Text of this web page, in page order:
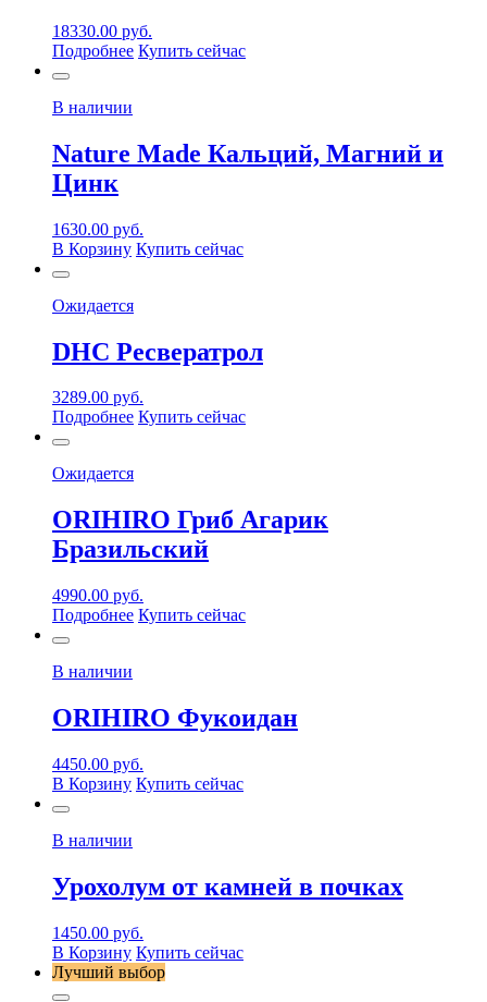
18330.00 руб.
Подробнее Купить сейчас
В наличии
Nature Made Кальций, Магний и
Цинк
1630.00 руб.
В Корзину Купить сейчас
Ожидается
DHC Ресвератрол
3289.00 руб.
Подробнее Купить сейчас
Ожидается
ORIHIRO Гриб Агарик
Бразильский
4990.00 руб.
Подробнее Купить сейчас
В наличии
ORIHIRO Фукоидан
4450.00 руб.
В Корзину Купить сейчас
В наличии
Урохолум от камней в почках
1450.00 руб.
В Корзину Купить сейчас
Лучший выбор